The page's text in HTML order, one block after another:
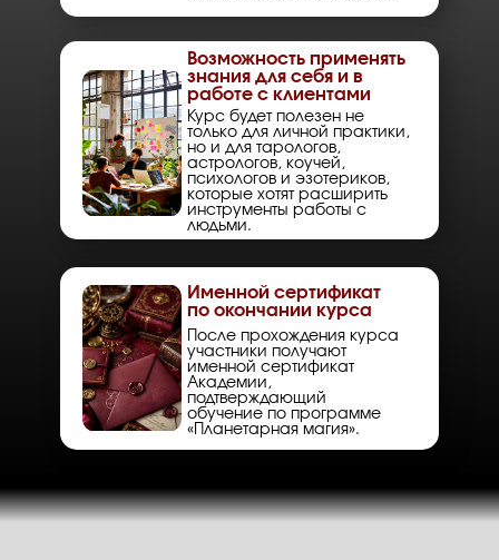
Курс будет полезен не
только для личной практики,
но и для тарологов,
астрологов, коучей,
психологов и эзотериков,
которые хотят расширить
инструменты работы с
людьми.
Возможность применять
знания для себя и в
работе с клиентами
После прохождения курса
участники получают
именной сертификат
Академии,
подтверждающий
обучение по программе
«Планетарная магия».
Именной сертификат
по окончании курса